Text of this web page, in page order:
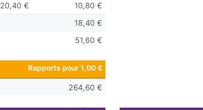
20,40 €
10,80 €
18,40 €
51,60 €
Rapports pour 1,00 €
264,60 €